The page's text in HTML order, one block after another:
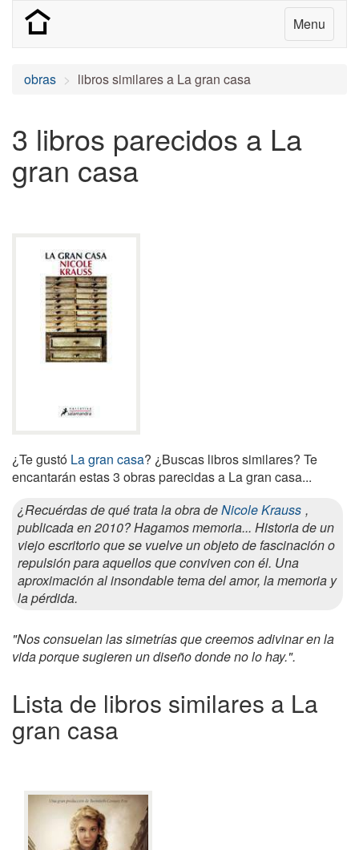
Menu
obras libros similares a La gran casa
3 libros parecidos a La
gran casa
¿Te gustó La gran casa? ¿Buscas libros similares? Te
encantarán estas 3 obras parecidas a La gran casa...
¿Recuérdas de qué trata la obra deNicole Krauss ,
publicada en 2010? Hagamos memoria... Historia de un
viejo escritorio que se vuelve un objeto de fascinación o
repulsión para aquellos que conviven con él. Una
aproximación al insondable tema del amor, la memoria y
la pérdida.
"Nos consuelan las simetrías que creemos adivinar en la
vida porque sugieren un diseño donde no lo hay.".
Lista de libros similares a La
gran casa